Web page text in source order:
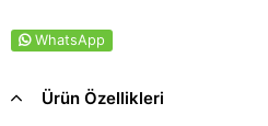
WhatsApp
Ürün Özellikleri